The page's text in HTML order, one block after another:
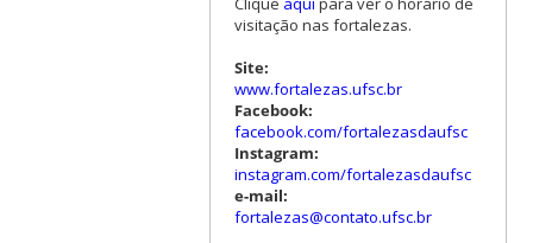
visitação nas fortalezas.
Site:
www.fortalezas.ufsc.br
Facebook:
facebook.com/fortalezasdaufsc
Instagram:
instagram.com/fortalezasdaufsc
e-mail:
fortalezas@contato.ufsc.br